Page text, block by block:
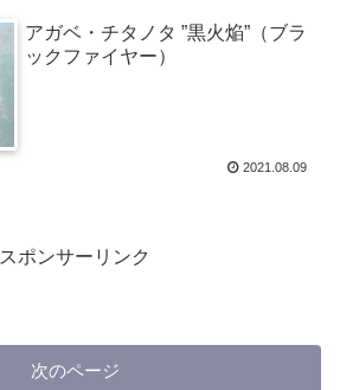
アガベ・チタノタ ”黒火焔”（ブラ
ックファイヤー）
2021.08.09
スポンサーリンク
次のページ